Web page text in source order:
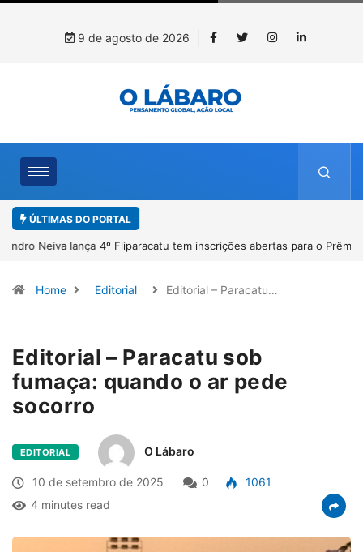
9 de agosto de 2026
ÚLTIMAS DO PORTAL
4º Fliparacatu tem inscrições abertas para o Prêmio de Redação e
Home Editorial Editorial – Paracatu…
Editorial – Paracatu sob
fumaça: quando o ar pede
socorro
EDITORIAL O Lábaro
10 de setembro de 2025 0
1061
4 minutes read